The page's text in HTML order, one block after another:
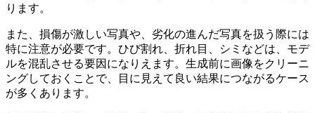
ります。
また、損傷が激しい写真や、劣化の進んだ写真を扱う際には
特に注意が必要です。ひび割れ、折れ目、シミなどは、モデ
ルを混乱させる要因になりえます。生成前に画像をクリーニ
ングしておくことで、目に見えて良い結果につながるケース
が多くあります。